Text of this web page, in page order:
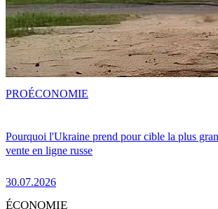
Pourquoi l'Ukraine prend pour cible la plus
vente en ligne russe
30.07.2026
PROÉCONOMIE
ÉCONOMIE